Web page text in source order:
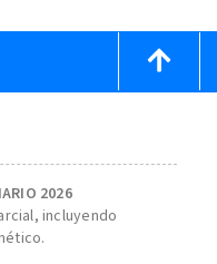
2026
incluyendo